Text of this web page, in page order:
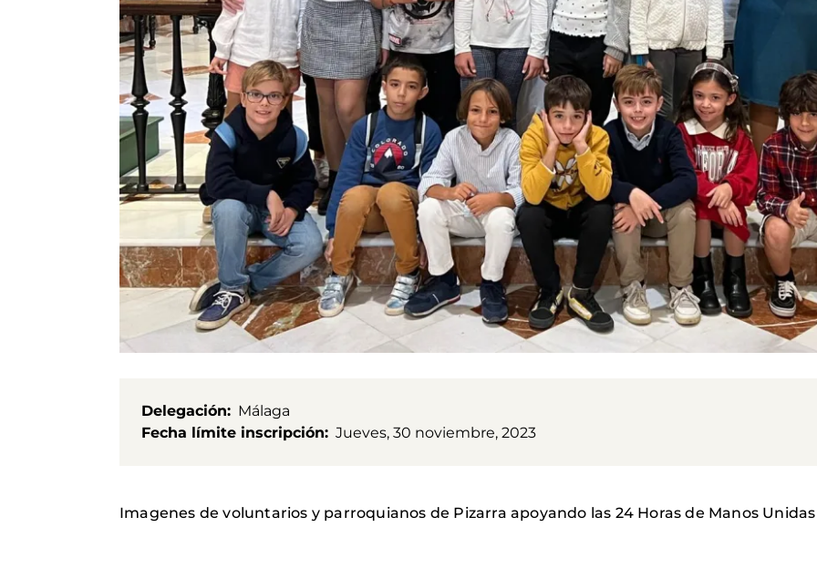
Delegación
Málaga
Fecha límite inscripción
Jueves, 30 noviembre, 2023
Imagenes de voluntarios y parroquianos de Pizarra apoyando las 24 Horas de Manos Unidas